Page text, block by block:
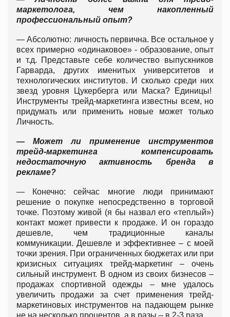
маркетолога, чем накопленный
профессиональный опыт?
— Абсолютно: личность первична. Все остальное у
всех примерно «одинаковое» - образование, опыт
и т.д. Представьте себе количество выпускников
Гарварда, других именитых университетов и
технологических институтов. И сколько среди них
звезд уровня Цукерберга или Маска? Единицы!
Инструменты трейд-маркетинга известны всем, но
придумать или применить новые может только
Личность.
— Может ли применение инструментов
трейд-маркетинга компенсировать
недостаточную активность бренда в
рекламе?
— Конечно: сейчас многие люди принимают
решение о покупке непосредственно в торговой
точке. Поэтому живой (я бы назвал его «теплый»)
контакт может привести к продаже. И он гораздо
дешевле, чем традиционные каналы
коммуникации. Дешевле и эффективнее – с моей
точки зрения. При ограниченных бюджетах или при
кризисных ситуациях трейд-маркетинг – очень
сильный инструмент. В одном из своих бизнесов –
продажах спортивной одежды – мне удалось
увеличить продажи за счет применения трейд-
маркетиновых инструментов на падающем рынке
не на несколько процентов, а в разы – в 2-3 раза.